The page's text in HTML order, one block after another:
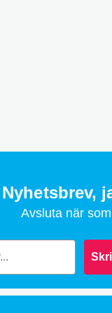
Nyhetsbrev,
Avsluta när